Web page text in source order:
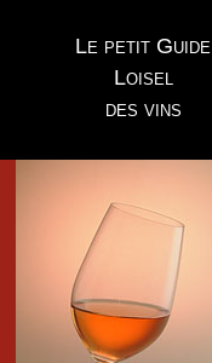
Le petit Guide
Loisel
des vins